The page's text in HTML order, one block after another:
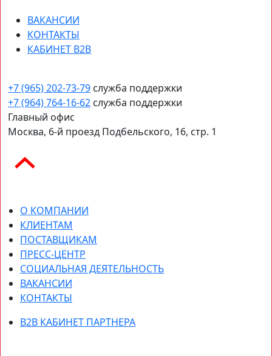
ВАКАНСИИ
КОНТАКТЫ
КАБИНЕТ B2B
+7 (965) 202-73-79 служба поддержки
+7 (964) 764-16-62 служба поддержки
Главный офис
Москва, 6-й проезд Подбельского, 16, стр. 1
О КОМПАНИИ
КЛИЕНТАМ
ПОСТАВЩИКАМ
ПРЕСС-ЦЕНТР
СОЦИАЛЬНАЯ ДЕЯТЕЛЬНОСТЬ
ВАКАНСИИ
КОНТАКТЫ
B2B КАБИНЕТ ПАРТНЕРА